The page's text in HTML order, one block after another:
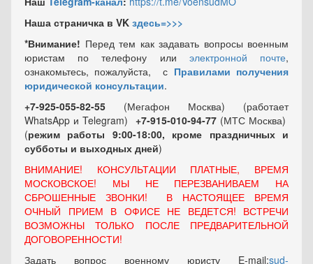
Наша страничка в VK здесь=>>>
*Внимание! Перед тем как задавать вопросы военным
юристам по телефону или электронной почте,
ознакомьтесь, пожалуйста, с Правилами получения
юридической консультации.
+7-925-055-82-55 (Мегафон Москва) (работает
WhatsApp и Telegram) +7-915-010-94-77 (МТС Москва)
(режим работы 9:00-18:00, кроме праздничных и
субботы и выходных дней)
ВНИМАНИЕ! КОНСУЛЬТАЦИИ ПЛАТНЫЕ, ВРЕМЯ
МОСКОВСКОЕ! МЫ НЕ ПЕРЕЗВАНИВАЕМ НА
СБРОШЕННЫЕ ЗВОНКИ! В НАСТОЯЩЕЕ ВРЕМЯ
ОЧНЫЙ ПРИЕМ В ОФИСЕ НЕ ВЕДЕТСЯ! ВСТРЕЧИ
ВОЗМОЖНЫ ТОЛЬКО ПОСЛЕ ПРЕДВАРИТЕЛЬНОЙ
ДОГОВОРЕННОСТИ!
Задать вопрос военному юристу E-mail:sud-